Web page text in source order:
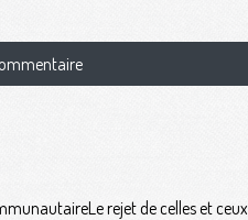
rejet de celles et ceux...